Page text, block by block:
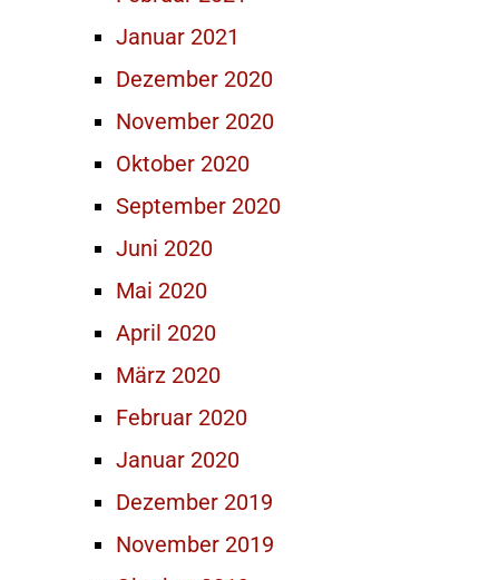
Januar 2021
Dezember 2020
November 2020
Oktober 2020
September 2020
Juni 2020
Mai 2020
April 2020
März 2020
Februar 2020
Januar 2020
Dezember 2019
November 2019